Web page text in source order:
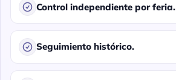
Control independiente por feria.
Seguimiento histórico.